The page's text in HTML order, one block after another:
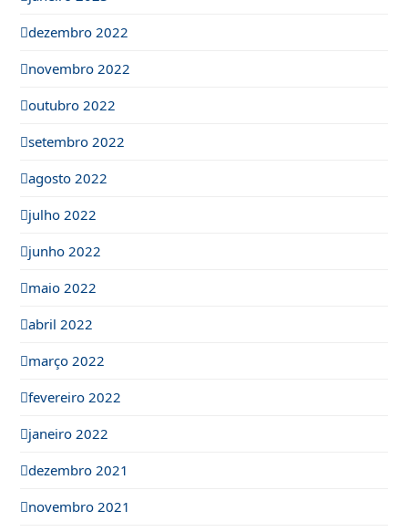
dezembro 2022
novembro 2022
outubro 2022
setembro 2022
agosto 2022
julho 2022
junho 2022
maio 2022
abril 2022
março 2022
fevereiro 2022
janeiro 2022
dezembro 2021
novembro 2021